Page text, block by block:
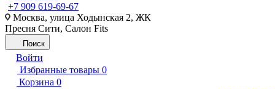
+7 909 619-69-67
Москва, улица Ходынская 2, ЖК
Пресня Сити, Салон Fits
Поиск
Войти
Избранные товары 0
Корзина 0